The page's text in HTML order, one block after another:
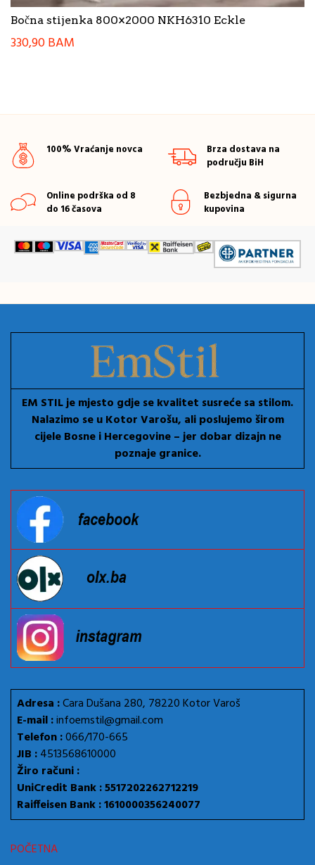
Bočna stijenka 800×2000 NKH6310 Eckle
330,90BAM
100% Vraćanje novca
Brza dostava na
području BiH
Online podrška od 8
do 16 časova
Bezbjedna & sigurna
kupovina
EM STIL je mjesto gdje se kvalitet susreće sa stilom.
Nalazimo se u Kotor Varošu, ali poslujemo širom
cijele Bosne i Hercegovine – jer dobar dizajn ne
poznaje granice.
Adresa :Cara Dušana 280, 78220 Kotor Varoš
E-mail :infoemstil@gmail.com
Telefon :066/170-665
JIB :4513568610000
Žiro računi :
UniCredit Bank : 5517202262712219
Raiffeisen Bank : 1610000356240077
POČETNA